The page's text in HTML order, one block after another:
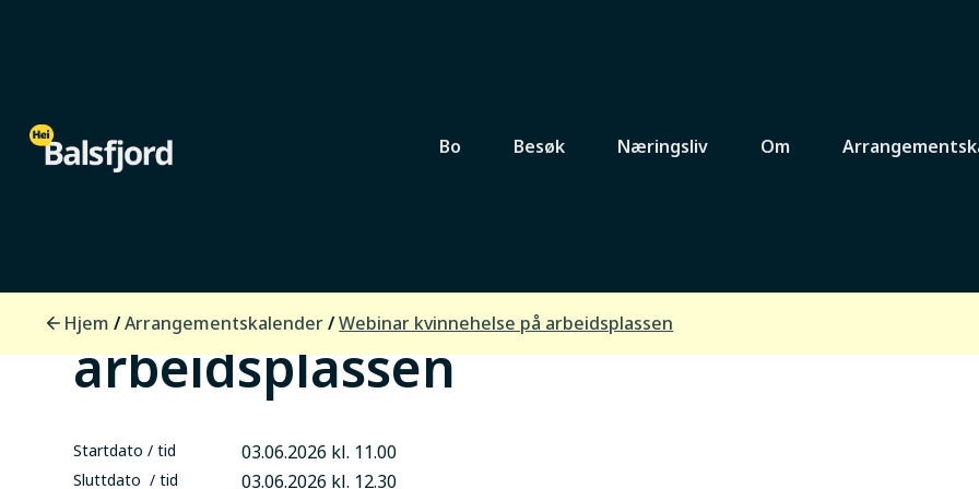
Bo Besøk Næringsliv Om
Hjem /Arrangementskalender/Webinar kvinnehelse på arbeidsplassen
Webinar kvinnehelse på
arbeidsplassen
Startdato / tid 03.06.2026 kl. 11.00
Sluttdato / tid 03.06.2026 kl. 12.30